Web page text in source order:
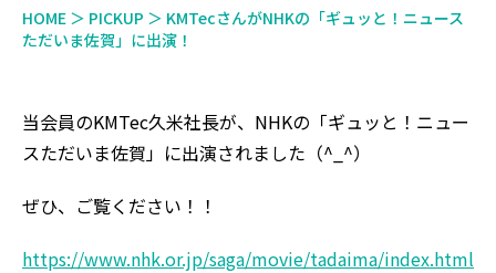
HOME ＞ PICKUP ＞ KMTecさんがNHKの「ギュッと！ニュース
ただいま佐賀」に出演！
当会員のKMTec久米社長が、NHKの「ギュッと！ニュー
スただいま佐賀」に出演されました（^_^）
ぜひ、ご覧ください！！
https://www.nhk.or.jp/saga/movie/tadaima/index.html